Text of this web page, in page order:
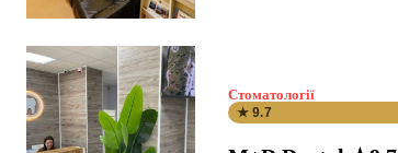
Стоматології
★ 9.7